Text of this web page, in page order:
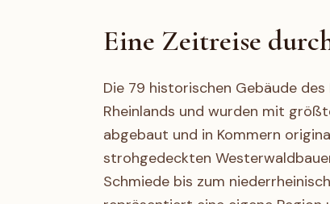
Eine Zeitreise
Die 79 historischen Gebäude
Rheinlands und wurden mit
abgebaut und in Kommern
strohgedeckten
Schmiede bis zum